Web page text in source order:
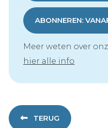
ABONNEREN:
Meer weten over
hier alle info
TERUG